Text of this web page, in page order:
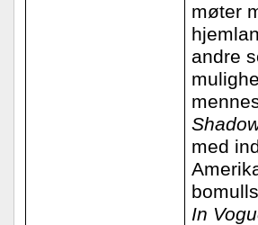
møter
andre
med
In